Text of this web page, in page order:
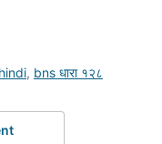
, bns धारा १२८